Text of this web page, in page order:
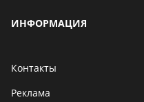
ИНФОРМАЦИЯ
Контакты
Реклама